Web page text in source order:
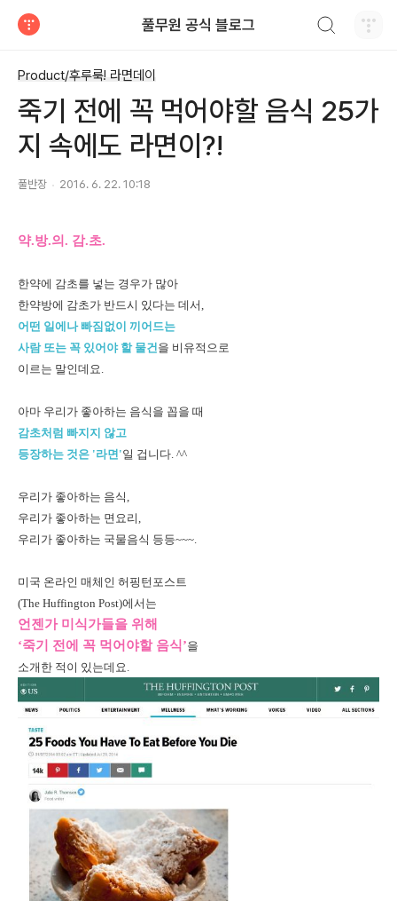
풀무원 공식 블로그
Product/후루룩! 라면데이
죽기 전에 꼭 먹어야할 음식 25가
지 속에도 라면이?!
풀반장 2016. 6. 22. 10:18
약.방.의. 감.초.
한약에 감초를 넣는 경우가 많아
한약방에 감초가 반드시 있다는 데서,
어떤 일에나 빠짐없이 끼어드는
사람 또는 꼭 있어야 할 물건을 비유적으로
이르는 말인데요.
아마 우리가 좋아하는 음식을 꼽을 때
감초처럼 빠지지 않고
등장하는 것은 '라면'일 겁니다. ^^
우리가 좋아하는 음식,
우리가 좋아하는 면요리,
우리가 좋아하는 국물음식 등등~~~.
미국 온라인 매체인 허핑턴포스트
(The Huffington Post)에서는
언젠가 미식가들을 위해
‘죽기 전에 꼭 먹어야할 음식’을
소개한 적이 있는데요.